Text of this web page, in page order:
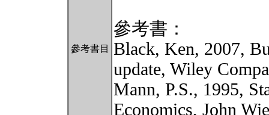
參考書目
參考書：
Black, Ken, 2007,
update, Wiley
Mann, P.S., 1995,
Economics, John